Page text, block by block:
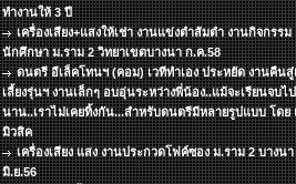
ทำงานให้ 3 ปี
เครื่องเสียง+แสงให้เช่า งานแข่งตำส้มตำ งานกิจกรรม
นักศึกษา ม.ราม 2 วิทยาเขตบางนา ก.ค.58
ดนตรี อีเล็คโทนฯ (คอม) เวทีทำเอง ประหยัด งานคืนสู่
เลี้ยงรุ่นฯ งานเล็กๆ อบอุ่นระหว่างพี่น้อง..แม้จะเรียนจบไป
นาน..เราไม่เคยทิ้งกัน...สำหรับดนตรีมีหลายรูปแบบ โดย
มิวสิค
เครื่องเสียง แสง งานประกวดโฟค์ซอง ม.ราม 2 บางนา
มิ.ย.56